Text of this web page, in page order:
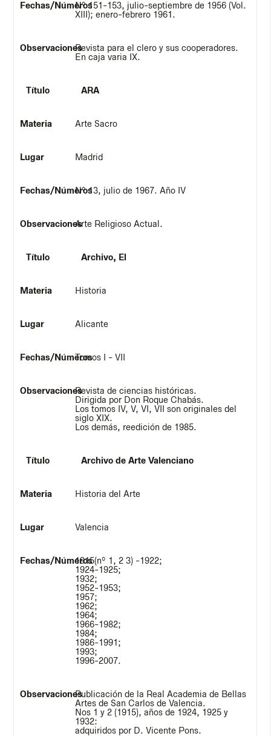
Nº 151-153, julio-septiembre de 1956 (Vol.
XIII); enero-febrero 1961.
Revista para el clero y sus cooperadores.
En caja varia IX.
ARA
Arte Sacro
Madrid
Nº 13, julio de 1967. Año IV
Arte Religioso Actual.
Archivo, El
Historia
Alicante
Tomos I - VII
Revista de ciencias históricas.
Dirigida por Don Roque Chabás.
Los tomos IV, V, VI, VII son originales del
siglo XIX.
Los demás, reedición de 1985.
Archivo de Arte Valenciano
Historia del Arte
Valencia
1915(nº 1, 2 3) -1922;
1924-1925;
1932;
1952-1953;
1957;
1962;
1964;
1966-1982;
1984;
1986-1991;
1993;
1996-2007.
Publicación de la Real Academia de Bellas
Artes de San Carlos de Valencia.
Nos 1 y 2 (1915), años de 1924, 1925 y
1932:
adquiridos por D. Vicente Pons.